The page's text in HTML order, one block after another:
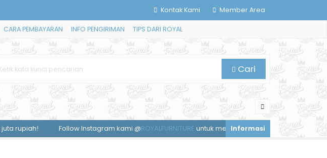
Kontak Kami Member Area
CARA PEMBAYARAN INFO PENGIRIMAN TIPS DARI ROYAL
Cari
Follow Instagram kami @ROYALFURNITUREuntuk mendapatkan diskon spesial.